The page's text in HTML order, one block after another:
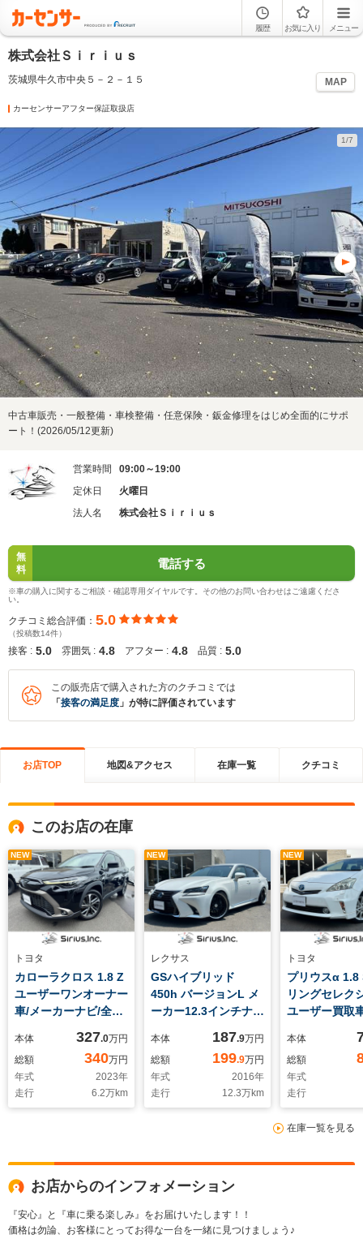
履歴 お気に入り メニュー
株式会社Ｓｉｒｉｕｓ
茨城県牛久市中央５－２－１５ MAP
カーセンサーアフター保証取扱店
1/7
中古車販売・一般整備・車検整備・任意保険・鈑金修理をはじめ全面的にサポ
ート！(2026/05/12更新)
営業時間
09:00～19:00
定休日
火曜日
法人名
株式会社Ｓｉｒｉｕｓ
無
料
電話する
※車の購入に関するご相談・確認専用ダイヤルです。その他のお問い合わせはご遠慮くださ
い。
クチコミ総合評価： 5.0
（投稿数14件）
接客 : 5.0 雰囲気 : 4.8 アフター : 4.8 品質 : 5.0
この販売店で購入された方のクチコミでは
「 接客の満足度 」が特に評価されています
お店TOP 地図&アクセス 在庫一覧 クチコミ
このお店の在庫
NEW
トヨタ
カローラクロス 1.8 Z
ユーザーワンオーナー
車/メーカーナビ/全方
接続/パノラマルー
フ/ETC2.0
本体 327.0万円
総額
340万円
年式
2023年
走行
6.2万km
NEW
レクサス
GSハイブリッド
450h バージョンL メ
ーカー12.3インチナ
正ドラレコ/フルセグ
TV/ベンチレーショ
ン/BSM/プリクラッシ
ュセーフティ/RSRダ
ウンサス/WORKグノ
クルーズ/本革シート/
ユーザー買取
本体 187.9万円
総額
199.9万円
年式
2016年
走行
12.3万km
NEW
トヨタ
プリウスα 1.8
リングセレク
ユーザー買取
ルセグ/HIDヘ
ト/ETC/スマ
コーナーセン
本体
総額
年式
走行
在庫一覧を見る
お店からのインフォメーション
『安心』と『車に乗る楽しみ』をお届けいたします！！
価格は勿論、お客様にとってお得な一台を一緒に見つけましょう♪